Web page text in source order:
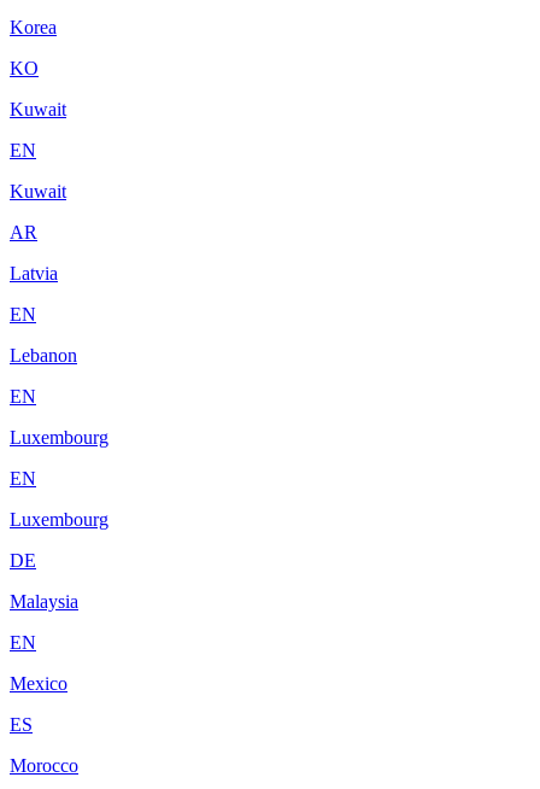
Korea
KO
Kuwait
EN
Kuwait
AR
Latvia
EN
Lebanon
EN
Luxembourg
EN
Luxembourg
DE
Malaysia
EN
Mexico
ES
Morocco